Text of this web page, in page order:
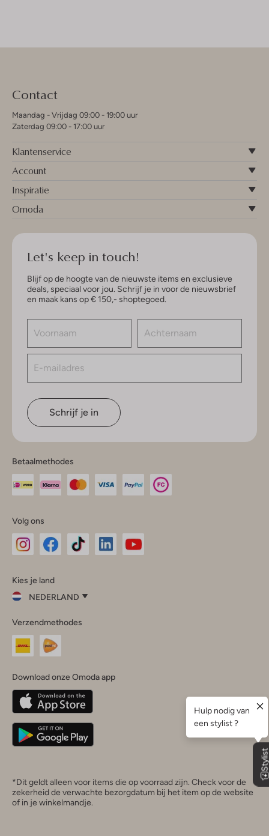
Contact
Maandag - Vrijdag 09:00 - 19:00 uur
Zaterdag 09:00 - 17:00 uur
Klantenservice
Account
Inspiratie
Omoda
Let's keep in touch!
Blijf op de hoogte van de nieuwste items en exclusieve
deals, speciaal voor jou. Schrijf je in voor de nieuwsbrief
en maak kans op € 150,- shoptegoed.
Schrijf je in
Betaalmethodes
Volg ons
InstagramFacebook
Kies je land
NEDERLAND
je
land
Nederland
Belgique(Français)
Deutschland
Verzendmethodes
Download onze Omoda app
*Dit geldt alleen voor items die op voorraad zijn. Check voor de
zekerheid de verwachte bezorgdatum bij het item op de website
of in je winkelmandje.